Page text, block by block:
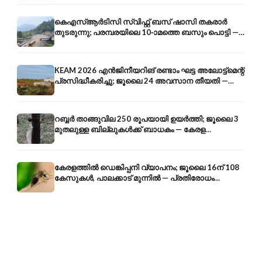
കെഎസ്ആർടിസി സ്വിഫ്റ്റ് ബസ് ഷാസി തകരാർ
തുടരുന്നു; പരമ്പരയിലെ 10-ാമത്തെ ബസും പൊട്ടി —
സുരക്ഷാ ആശങ്ക
KEAM 2026 എൻജിനീയറിങ് രണ്ടാം ഘട്ട അലോട്ട്മെന്റ്
പ്രസിദ്ധീകരിച്ചു; ജൂലൈ 24 അവസാന തീയതി —
അറിയേണ്ടതെല്ലാം
റബ്ബർ താങ്ങുവില 250 രൂപയായി ഉയർത്തി; ജൂലൈ 3
മുതലുള്ള ബില്ലുകൾക്ക് ബാധകം — കേരള
കർഷകർക്ക് ആശ്വാസം
കേരളത്തിൽ ഡെങ്കിപ്പനി വ്യാപനം; ജൂലൈ 16ന് 108
കേസുകൾ, പാലക്കാട് മുന്നിൽ — പ്രതിരോധം
എങ്ങനെ?